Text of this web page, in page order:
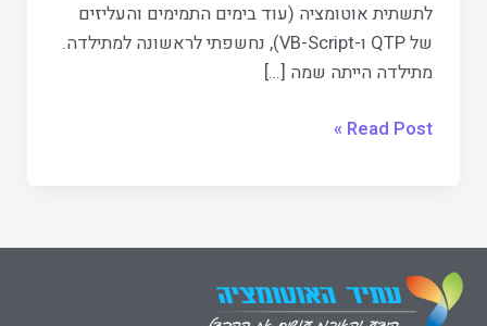
לתשתית אוטומציה (עוד בימים התמימים והעליזים
של QTP ו-VB-Script), נחשפתי לראשונה למתילדה.
מתילדה הייתה שמה […]
Read Post »